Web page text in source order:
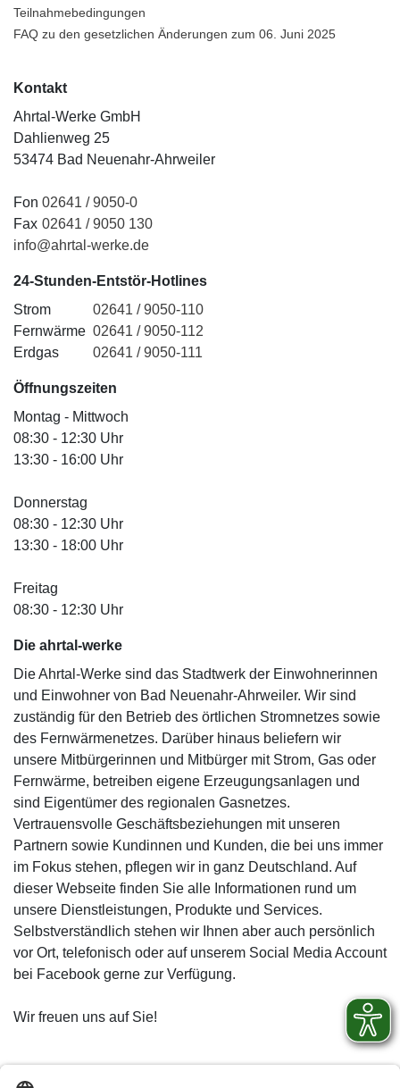
Teilnahmebedingungen
FAQ zu den gesetzlichen Änderungen zum 06. Juni 2025
Kontakt
Ahrtal-Werke GmbH
Dahlienweg 25
53474 Bad Neuenahr-Ahrweiler
Fon 02641 / 9050-0
Fax 02641 / 9050 130
info@ahrtal-werke.de
24-Stunden-Entstör-Hotlines
Strom
02641 / 9050-110
Fernwärme 02641 / 9050-112
Erdgas
02641 / 9050-111
Öffnungszeiten
Montag - Mittwoch
08:30 - 12:30 Uhr
13:30 - 16:00 Uhr
Donnerstag
08:30 - 12:30 Uhr
13:30 - 18:00 Uhr
Freitag
08:30 - 12:30 Uhr
Die ahrtal-werke
Die Ahrtal-Werke sind das Stadtwerk der Einwohnerinnen
und Einwohner von Bad Neuenahr-Ahrweiler. Wir sind
zuständig für den Betrieb des örtlichen Stromnetzes sowie
des Fernwärmenetzes. Darüber hinaus beliefern wir
unsere Mitbürgerinnen und Mitbürger mit Strom, Gas oder
Fernwärme, betreiben eigene Erzeugungsanlagen und
sind Eigentümer des regionalen Gasnetzes.
Vertrauensvolle Geschäftsbeziehungen mit unseren
Partnern sowie Kundinnen und Kunden, die bei uns immer
im Fokus stehen, pflegen wir in ganz Deutschland. Auf
dieser Webseite finden Sie alle Informationen rund um
unsere Dienstleistungen, Produkte und Services.
Selbstverständlich stehen wir Ihnen aber auch persönlich
vor Ort, telefonisch oder auf unserem Social Media Account
bei Facebook gerne zur Verfügung.
Wir freuen uns auf Sie!